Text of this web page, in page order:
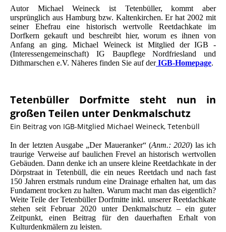
Autor Michael Weineck ist Tetenbüller, kommt aber
ursprünglich aus Hamburg bzw. Kaltenkirchen. Er hat 2002 mit
seiner Ehefrau eine historisch wertvolle Reetdachkate im
Dorfkern gekauft und beschreibt hier, worum es ihnen von
Anfang an ging. Michael Weineck ist Mitglied der IGB -
(Interessengemeinschaft) IG Baupflege Nordfriesland und
Dithmarschen e.V. Näheres finden Sie auf derIGB-Homepage.
Tetenbüller Dorfmitte steht nun in
großen Teilen unter Denkmalschutz
Ein Beitrag von IGB-Mitglied Michael Weineck, Tetenbüll
In der letzten Ausgabe „Der Maueranker“ (Anm.: 2020) las ich
traurige Verweise auf baulichen Frevel an historisch wertvollen
Gebäuden. Dann denke ich an unsere kleine Reetdachkate in der
Dörpstraat in Tetenbüll, die ein neues Reetdach und nach fast
150 Jahren erstmals rundum eine Drainage erhalten hat, um das
Fundament trocken zu halten. Warum macht man das eigentlich?
Weite Teile der Tetenbüller Dorfmitte inkl. unserer Reetdachkate
stehen seit Februar 2020 unter Denkmalschutz – ein guter
Zeitpunkt, einen Beitrag für den dauerhaften Erhalt von
Kulturdenkmälern zu leisten.